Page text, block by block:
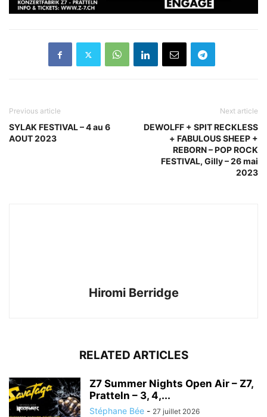
Previous article
SYLAK FESTIVAL – 4 au 6
AOUT 2023
Next article
DEWOLFF + SPIT RECKLESS
+ FABULOUS SHEEP +
REBORN – POP ROCK
FESTIVAL, Gilly – 26 mai
2023
Hiromi Berridge
RELATED ARTICLES
Z7 Summer Nights Open Air – Z7,
Pratteln – 3, 4,...
Stéphane Bée - 27 juillet 2026